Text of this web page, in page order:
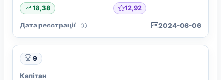
18,38 12,92
Дата реєстрації 2024-06-06
9
Капітан